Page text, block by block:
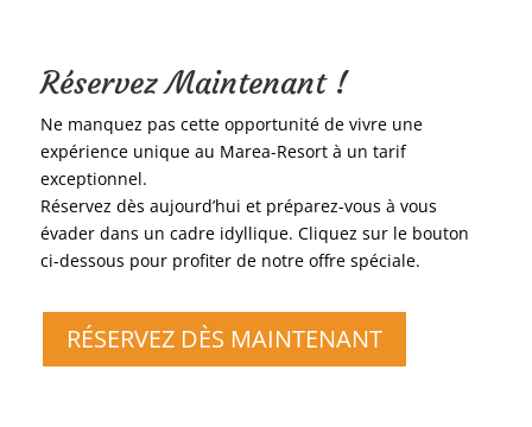
Réservez Maintenant !
Ne manquez pas cette opportunité de vivre une
expérience unique au Marea-Resort à un tarif
exceptionnel.
Réservez dès aujourd’hui et préparez-vous à vous
évader dans un cadre idyllique. Cliquez sur le bouton
ci-dessous pour profiter de notre offre spéciale.
RÉSERVEZ DÈS MAINTENANT